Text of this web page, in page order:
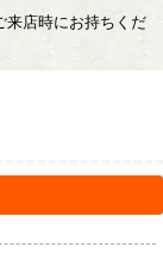
来店時にお持ちくだ